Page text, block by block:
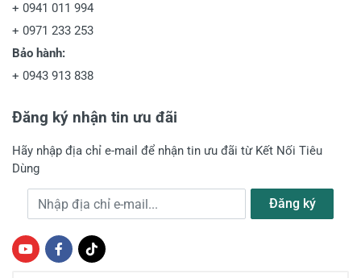
+ 0941 011 994
+ 0971 233 253
Bảo hành:
+ 0943 913 838
Đăng ký nhận tin ưu đãi
Hãy nhập địa chỉ e-mail để nhận tin ưu đãi từ Kết Nối Tiêu
Dùng
Địa chỉ e-mail Đăng ký